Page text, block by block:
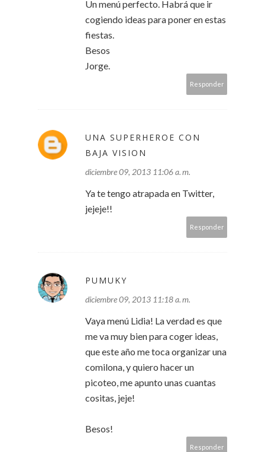
Un menú perfecto. Habrá que ir
cogiendo ideas para poner en estas
fiestas.
Besos
Jorge.
Responder
UNA SUPERHEROE CON
BAJA VISION
diciembre 09, 2013 11:06 a. m.
Ya te tengo atrapada en Twitter,
jejeje!!
Responder
PUMUKY
diciembre 09, 2013 11:18 a. m.
Vaya menú Lidia! La verdad es que
me va muy bien para coger ideas,
que este año me toca organizar una
comilona, y quiero hacer un
picoteo, me apunto unas cuantas
cositas, jeje!
Besos!
Responder